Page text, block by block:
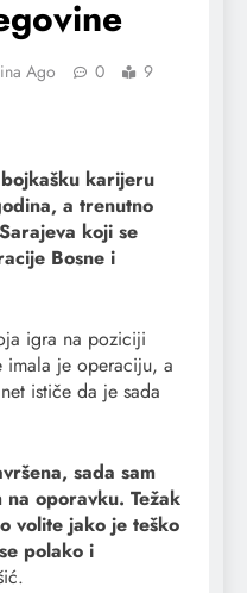
Ago 0
9
karijeru
a trenutno
koji se
Bosne i
igra na poziciji
imala je operaciju, a
ističe da je sada
sada sam
oporavku. Težak
volite jako je teško
polako i